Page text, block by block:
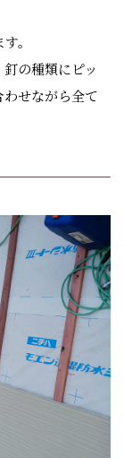
。
の種類にピッ
せながら全て